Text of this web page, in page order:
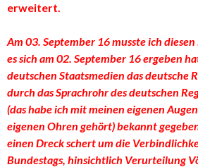
erweitert.
Am 03. September 16 musste ich
es sich am 02. September 16 ergeben
deutschen Staatsmedien das deutsche
durch das Sprachrohr des deutschen
(das habe ich mit meinen eigenen
eigenen Ohren gehört) bekannt
einen Dreck schert um die
Bundestags, hinsichtlich Verurteilung